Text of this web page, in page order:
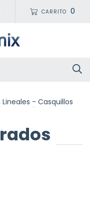
CARRITO 0
- Casquillos